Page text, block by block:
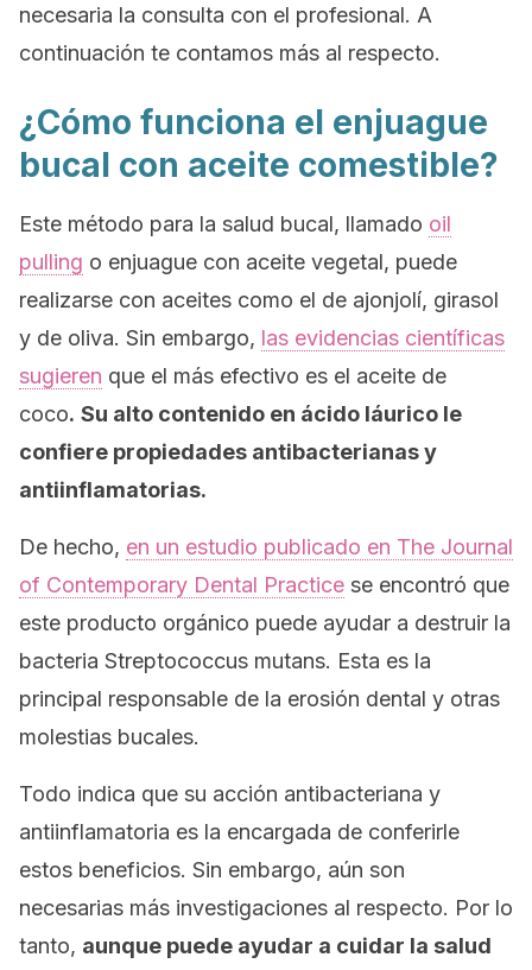
necesaria la consulta con el profesional. A
continuación te contamos más al respecto.
¿Cómo funciona el enjuague
bucal con aceite comestible?
Este método para la salud bucal, llamado oil
pulling o enjuague con aceite vegetal, puede
realizarse con aceites como el de ajonjolí, girasol
y de oliva. Sin embargo, las evidencias científicas
sugieren que el más efectivo es el aceite de
coco. Su alto contenido en ácido láurico le
confiere propiedades antibacterianas y
antiinflamatorias.
De hecho, en un estudio publicado en The Journal
of Contemporary Dental Practice se encontró que
este producto orgánico puede ayudar a destruir la
bacteria Streptococcus mutans. Esta es la
principal responsable de la erosión dental y otras
molestias bucales.
Todo indica que su acción antibacteriana y
antiinflamatoria es la encargada de conferirle
estos beneficios. Sin embargo, aún son
necesarias más investigaciones al respecto. Por lo
tanto, aunque puede ayudar a cuidar la salud